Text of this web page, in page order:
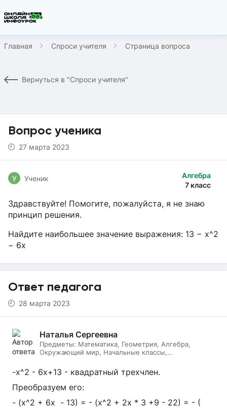
Главная Спроси учителя Страница вопроса
Вернуться в "Спроси учителя"
Вопрос ученика
27 марта 2023
Алгебра
7 класс
У Ученик
Здравствуйте! Помогите, пожалуйста, я не знаю
принцип решения.
Найдите наибольшее значение выражения: 13 − x^2
− 6x
Ответ педагога
28 марта 2023
Наталья Сергеевна
Предметы: Математика, Геометрия, Алгебра,
Окружающий мир, Начальные классы,
язык
-x^2 - 6х+13 - квадратный трехчлен.
Преобразуем его:
- (х^2 + 6х - 13) = - (х^2 + 2х * 3 +9 - 22) = - (